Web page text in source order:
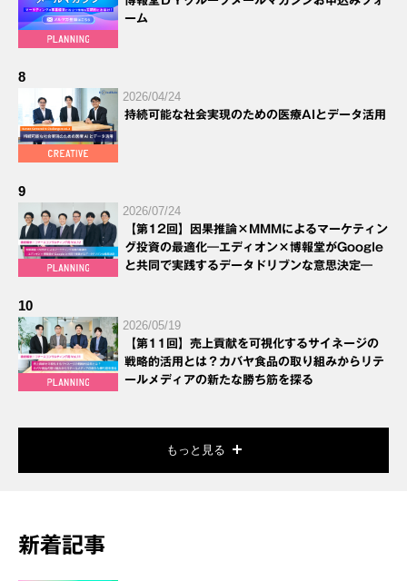
ーム
8
2026/04/24
持続可能な社会実現のための医療AIとデータ活用
9
2026/07/24
【第12回】因果推論×MMMによるマーケティン
グ投資の最適化―エディオン×博報堂がGoogle
と共同で実践するデータドリブンな意思決定―
10
2026/05/19
【第11回】売上貢献を可視化するサイネージの
戦略的活用とは？カバヤ食品の取り組みからリテ
ールメディアの新たな勝ち筋を探る
もっと見る
新着記事